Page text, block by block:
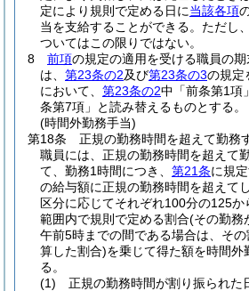
定により規則で定める日に当該各項
当を支給することができる。 ただし
ついてはこの限りではない。
8
前項の規定の適用を受ける職員の
は、 第23条の2及び第23条の3の規定
において、 第23条の2中「前条第1項
条第7項」と読み替えるものとする。
(時間外勤務手当)
第18条
正規の勤務時間を超えて勤務
職員には、正規の勤務時間を超えて
て、勤務1時間につき、 第21条に規
の給与額に正規の勤務時間を超えて
区分に応じてそれぞれ100分の125
範囲内で規則で定める割合(その勤務
午前5時までの間である場合は、そ
算した割合)を乗じて得た額を時間外
る。
(1)
正規の勤務時間が割り振られた